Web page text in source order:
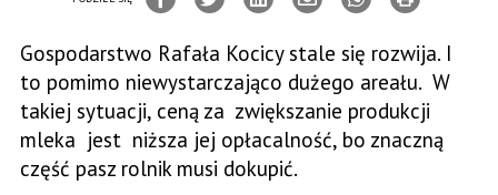
Gospodarstwo Rafała Kocicy stale się rozwija. I
to pomimo niewystarczająco dużego areału. W
takiej sytuacji, ceną za zwiększanie produkcji
mleka jest niższa jej opłacalność, bo znaczną
część pasz rolnik musi dokupić.